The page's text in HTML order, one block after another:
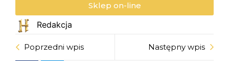
Sklep on-line
Redakcja
Poprzedni wpis Następny wpis